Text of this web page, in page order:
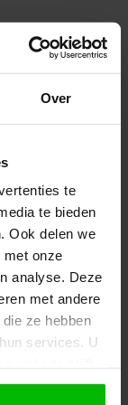
Over
te
te bieden
Ook delen we
met onze
analyse. Deze
met andere
ze hebben
services. U
€6,25
onze chat,
of neem
. Wij helpen u
van uw
uw
toe in de